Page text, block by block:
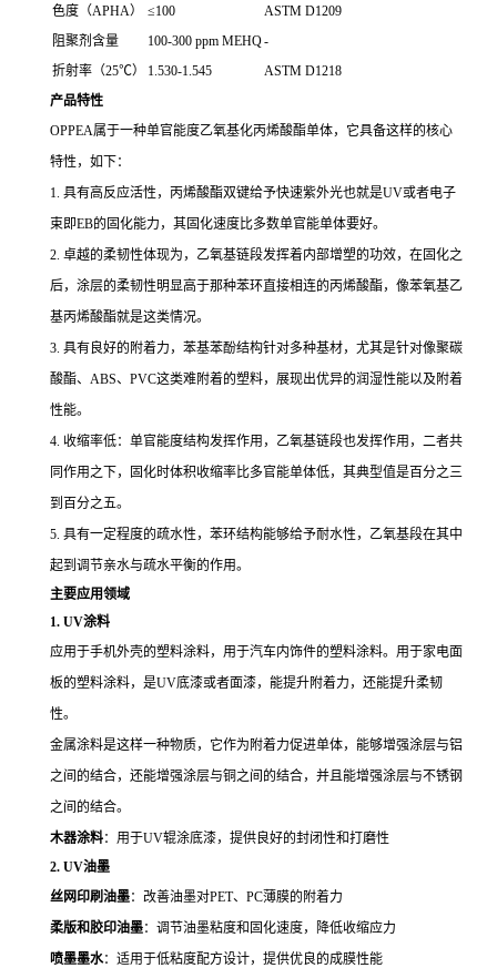
色度（APHA）
≤100
ASTM D1209
阻聚剂含量
100-300 ppm MEHQ-
折射率（25℃）
1.530-1.545
ASTM D1218
产品特性
OPPEA属于一种单官能度乙氧基化丙烯酸酯单体，它具备这样的核心
特性，如下：
1. 具有高反应活性，丙烯酸酯双键给予快速紫外光也就是UV或者电子
束即EB的固化能力，其固化速度比多数单官能单体要好。
2. 卓越的柔韧性体现为，乙氧基链段发挥着内部增塑的功效，在固化之
后，涂层的柔韧性明显高于那种苯环直接相连的丙烯酸酯，像苯氧基乙
基丙烯酸酯就是这类情况。
3. 具有良好的附着力，苯基苯酚结构针对多种基材，尤其是针对像聚碳
酸酯、ABS、PVC这类难附着的塑料，展现出优异的润湿性能以及附着
性能。
4. 收缩率低：单官能度结构发挥作用，乙氧基链段也发挥作用，二者共
同作用之下，固化时体积收缩率比多官能单体低，其典型值是百分之三
到百分之五。
5. 具有一定程度的疏水性，苯环结构能够给予耐水性，乙氧基段在其中
起到调节亲水与疏水平衡的作用。
主要应用领域
1. UV涂料
应用于手机外壳的塑料涂料，用于汽车内饰件的塑料涂料。用于家电面
板的塑料涂料，是UV底漆或者面漆，能提升附着力，还能提升柔韧
性。
金属涂料是这样一种物质，它作为附着力促进单体，能够增强涂层与铝
之间的结合，还能增强涂层与铜之间的结合，并且能增强涂层与不锈钢
之间的结合。
木器涂料：用于UV辊涂底漆，提供良好的封闭性和打磨性
2. UV油墨
丝网印刷油墨：改善油墨对PET、PC薄膜的附着力
柔版和胶印油墨：调节油墨粘度和固化速度，降低收缩应力
喷墨墨水：适用于低粘度配方设计，提供优良的成膜性能